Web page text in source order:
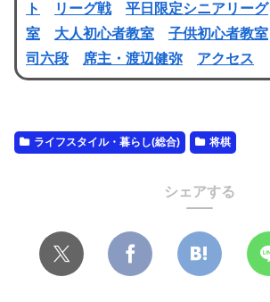
ト
リーグ戦 平日限定シニアリーグ
室
大人初心者教室 子供初心者教室
司六段
席主・渡辺健弥 アクセス
ライフスタイル・暮らし(総合) 将棋
シェアする